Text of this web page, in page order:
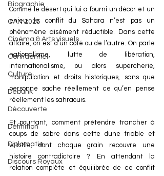
Biographie
CAN 2025
Cinéma & Arts visuels
Confidentiel
Culture
Debunk
Découverte
Définition
Diplomatie
Discours Royaux
Comme le désert qui lui a fourni un décor et un
enjeu, le conflit du Sahara n’est pas un
phénomène aisément réductible. Dans cette
affaire, on est d’un côté ou de l’autre. On parle
nationalisme, lutte de libération,
internationalisme, ou alors supercherie,
manipulation et droits historiques, sans que
personne sache réellement ce qu’en pense
réellement les sahraouis.
Et pourtant, comment prétendre trancher à
coups de sabre dans cette dune friable et
volatile, dont chaque grain recouvre une
histoire contradictoire ? En attendant la
relation complète et équilibrée de ce conflit